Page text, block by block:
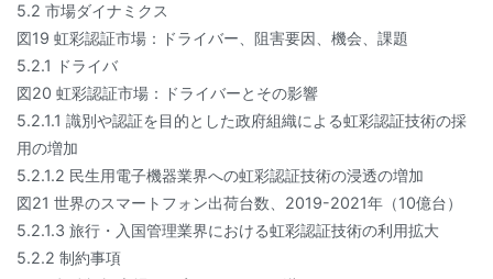
5.2 市場ダイナミクス
図19 虹彩認証市場：ドライバー、阻害要因、機会、課題
5.2.1 ドライバ
図20 虹彩認証市場：ドライバーとその影響
5.2.1.1 識別や認証を目的とした政府組織による虹彩認証技術の採
用の増加
5.2.1.2 民生用電子機器業界への虹彩認証技術の浸透の増加
図21 世界のスマートフォン出荷台数、2019-2021年（10億台）
5.2.1.3 旅行・入国管理業界における虹彩認証技術の利用拡大
5.2.2 制約事項